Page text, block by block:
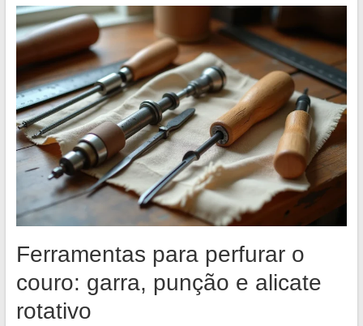
Ferramentas para perfurar o
couro: garra, punção e alicate
rotativo